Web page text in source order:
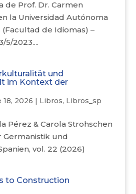
de Prof. Dr. Carmen
la Universidad Autónoma
(Facultad de Idiomas) –
5/2023....
und
im Kontext der
18, 2026 | Libros, Libros_sp
Pérez & Carola Strohschen
und
vol. 22 (2026)
to Construction